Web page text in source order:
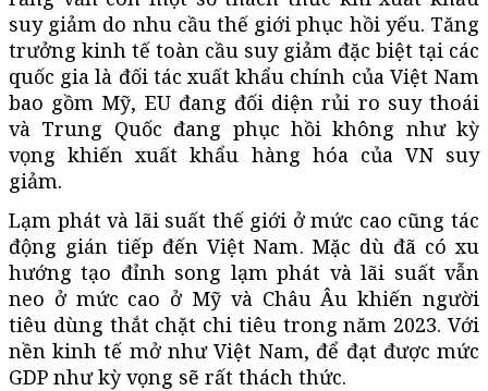
suy giảm do nhu cầu thế giới phục hồi yếu. Tăng
trưởng kinh tế toàn cầu suy giảm đặc biệt tại các
quốc gia là đối tác xuất khẩu chính của Việt Nam
bao gồm Mỹ, EU đang đối diện rủi ro suy thoái
và Trung Quốc đang phục hồi không như kỳ
vọng khiến xuất khẩu hàng hóa của VN suy
giảm.
Lạm phát và lãi suất thế giới ở mức cao cũng tác
động gián tiếp đến Việt Nam. Mặc dù đã có xu
hướng tạo đỉnh song lạm phát và lãi suất vẫn
neo ở mức cao ở Mỹ và Châu Âu khiến người
tiêu dùng thắt chặt chi tiêu trong năm 2023. Với
nền kinh tế mở như Việt Nam, để đạt được mức
GDP như kỳ vọng sẽ rất thách thức.